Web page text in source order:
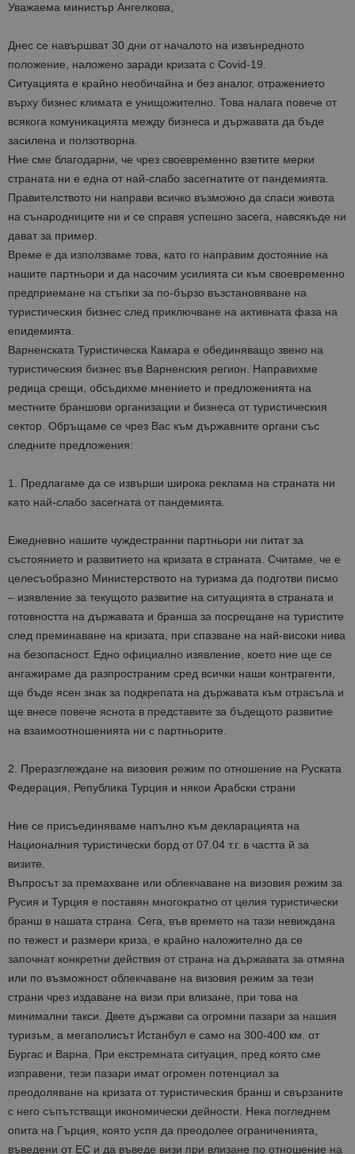
Уважаема министър Ангелкова,
Днес се навършват 30 дни от началото на извънредното
положение, наложено заради кризата с Covid-19.
Ситуацията е крайно необичайна и без аналог, отражението
върху бизнес климата е унищожително. Това налага повече от
всякога комуникацията между бизнеса и държавата да бъде
засилена и ползотворна.
Ние сме благодарни, че чрез своевременно взетите мерки
страната ни е една от най-слабо засегнатите от пандемията.
Правителството ни направи всичко възможно да спаси живота
на сънародниците ни и се справя успешно засега, навсякъде ни
дават за пример.
Време е да използваме това, като го направим достояние на
нашите партньори и да насочим усилията си към своевременно
предприемане на стъпки за по-бързо възстановяване на
туристическия бизнес след приключване на активната фаза на
епидемията.
Варненската Туристическа Камара е обединяващо звено на
туристическия бизнес във Варненския регион. Направихме
редица срещи, обсъдихме мнението и предложенията на
местните браншови организации и бизнеса от туристическия
сектор. Обръщаме се чрез Вас към държавните органи със
следните предложения:
1. Предлагаме да се извърши широка реклама на страната ни
като най-слабо засегната от пандемията.
Ежедневно нашите чуждестранни партньори ни питат за
състоянието и развитието на кризата в страната. Считаме, че е
целесъобразно Министерството на туризма да подготви писмо
– изявление за текущото развитие на ситуацията в страната и
готовността на държавата и бранша за посрещане на туристите
след преминаване на кризата, при спазване на най-високи нива
на безопасност. Едно официално изявление, което ние ще се
ангажираме да разпространим сред всички наши контрагенти,
ще бъде ясен знак за подкрепата на държавата към отрасъла и
ще внесе повече яснота в представите за бъдещото развитие
на взаимоотношенията ни с партньорите.
2. Преразглеждане на визовия режим по отношение на Руската
Федерация, Република Турция и някои Арабски страни
Ние се присъединяваме напълно към декларацията на
Националния туристически борд от 07.04 т.г. в частта й за
визите.
Въпросът за премахване или облекчаване на визовия режим за
Русия и Турция е поставян многократно от целия туристически
бранш в нашата страна. Сега, във времето на тази невиждана
по тежест и размери криза, е крайно наложително да се
започнат конкретни действия от страна на държавата за отмяна
или по възможност облекчаване на визовия режим за тези
страни чрез издаване на визи при влизане, при това на
минимални такси. Двете държави са огромни пазари за нашия
туризъм, а мегаполисът Истанбул е само на 300-400 км. от
Бургас и Варна. При екстремната ситуация, пред която сме
изправени, тези пазари имат огромен потенциал за
преодоляване на кризата от туристическия бранш и свързаните
с него съпътстващи икономически дейности. Нека погледнем
опита на Гърция, която успя да преодолее ограниченията,
въведени от ЕС и да въведе визи при влизане по отношение на